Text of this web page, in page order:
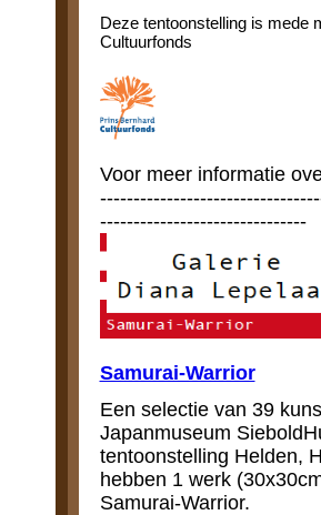
Deze tentoonstelling is mede
Cultuurfonds
Voor meer informatie
-------------------------------
Samurai-Warrior
Een selectie van 39
Japanmuseum
tentoonstelling Helden,
hebben 1 werk
Samurai-Warrior.